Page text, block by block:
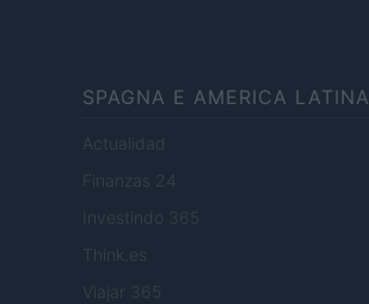
SPAGNA E AMERICA LATINA
Actualidad
Finanzas 24
Investindo 365
Think.es
Viajar 365